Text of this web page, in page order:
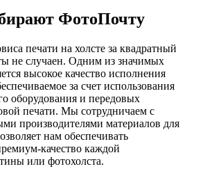
ФотоПочту
печати на холсте за квадратный
не случаен. Одним из значимых
высокое качество исполнения
за счет использования
оборудования и передовых
печати. Мы сотрудничаем с
производителями материалов для
нам обеспечивать
качество каждой
или фотохолста.